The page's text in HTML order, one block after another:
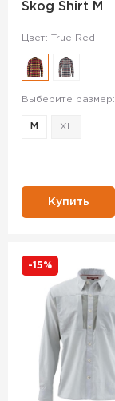
Skog Shirt M
Цвет: True Red
Выберите размер:
M XL
Купить
-15%